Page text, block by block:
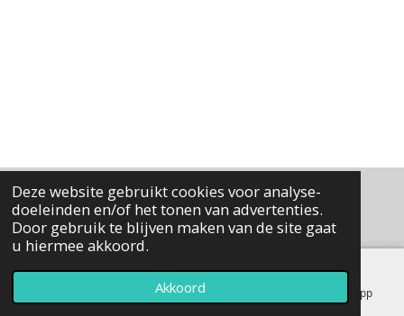
Deze website gebruikt cookies voor analyse-
doeleinden en/of het tonen van advertenties.
Door gebruik te blijven maken van de site gaat
u hiermee akkoord.
Akkoord
Kaart WhatsApp